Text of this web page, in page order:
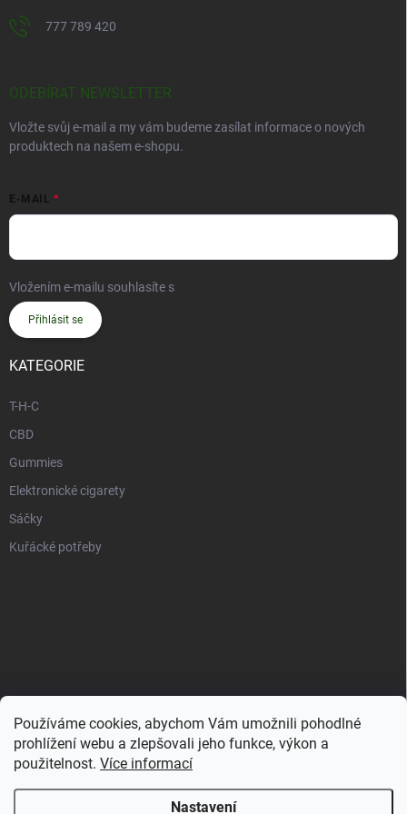
Používáme cookies, abychom Vám umožnili pohodlné
prohlížení webu a zlepšovali jeho funkce, výkon a
použitelnost. Více informací
Nastavení
777 789 420
ODEBÍRAT NEWSLETTER
Vložte svůj e-mail a my vám budeme zasílat informace o nových
produktech na našem e-shopu.
E-MAIL
Vložením e-mailu souhlasíte s
Přihlásit se
KATEGORIE
T-H-C
CBD
Gummies
Elektronické cigarety
Sáčky
Kuřácké potřeby